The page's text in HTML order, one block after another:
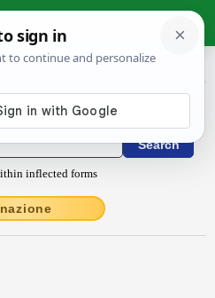
› Hannĭbăl
latin
inflected forms